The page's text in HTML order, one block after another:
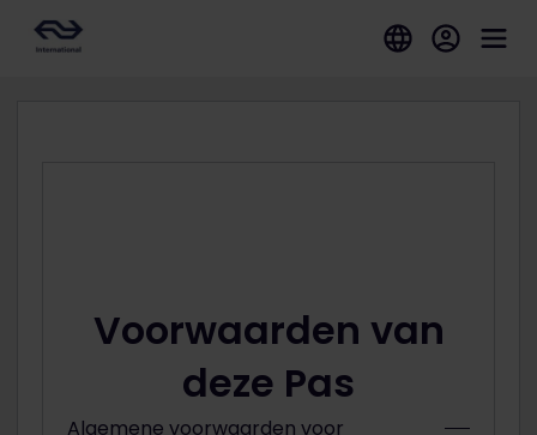
Voorwaarden van
deze Pas
Algemene voorwaarden voor